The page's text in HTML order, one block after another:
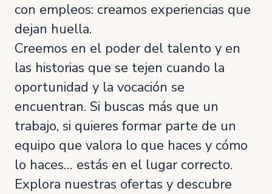
con empleos: creamos experiencias que
dejan huella.
Creemos en el poder del talento y en
las historias que se tejen cuando la
oportunidad y la vocación se
encuentran. Si buscas más que un
trabajo, si quieres formar parte de un
equipo que valora lo que haces y cómo
lo haces… estás en el lugar correcto.
Explora nuestras ofertas y descubre